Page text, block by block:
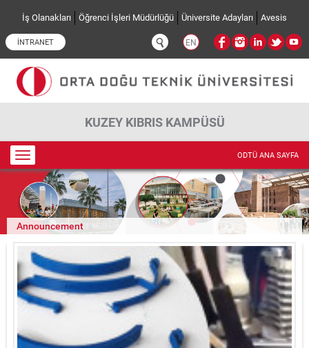
İş Olanakları Öğrenci İşleri Müdürlüğü Üniversite Adayları Avesis
İNTRANET EN
KUZEY KIBRIS KAMPÜSÜ
Toggle
navigation
ODTÜ ANA SAYFA
Announcement